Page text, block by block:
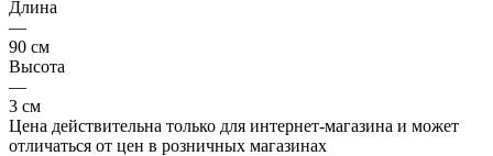
Длина
—
90 см
Высота
—
3 см
Цена действительна только для интернет-магазина и может
отличаться от цен в розничных магазинах